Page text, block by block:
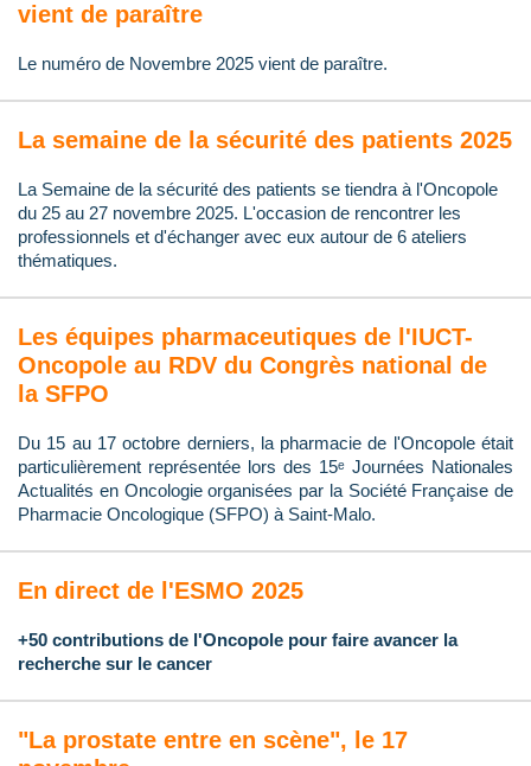
vient de paraître
Le numéro de Novembre 2025 vient de paraître.
La semaine de la sécurité des patients 2025
La Semaine de la sécurité des patients se tiendra à l'Oncopole
du 25 au 27 novembre 2025. L'occasion de rencontrer les
professionnels et d'échanger avec eux autour de 6 ateliers
thématiques.
Les équipes pharmaceutiques de l'IUCT-
Oncopole au RDV du Congrès national de
la SFPO
Du 15 au 17 octobre derniers, la pharmacie de l'Oncopole était
particulièrement représentée lors des 15ᵉ Journées Nationales
Actualités en Oncologie organisées par la Société Française de
Pharmacie Oncologique (SFPO) à Saint-Malo.
En direct de l'ESMO 2025
+50 contributions de l'Oncopole pour faire avancer la
recherche sur le cancer
"La prostate entre en scène", le 17